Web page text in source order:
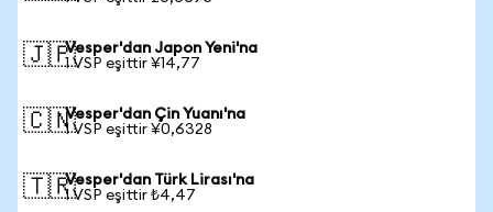
🇯🇵Vesper'dan Japon Yeni'na
1 VSP eşittir ¥14,77
🇨🇳Vesper'dan Çin Yuanı'na
1 VSP eşittir ¥0,6328
🇹🇷Vesper'dan Türk Lirası'na
1 VSP eşittir ₺4,47